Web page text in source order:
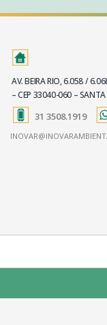
AV. BEIRA RIO, 6.058 /
– CEP 33040-060 –
31 3508.1919